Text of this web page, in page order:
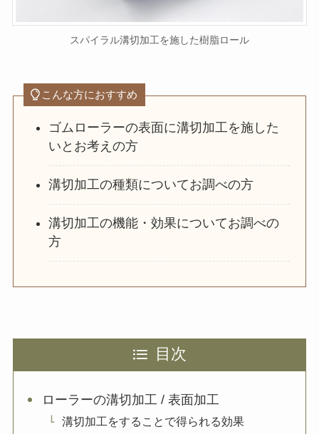
スパイラル溝切加工を施した樹脂ロール
こんな方におすすめ
ゴムローラーの表面に溝切加工を施した
いとお考えの方
溝切加工の種類についてお調べの方
溝切加工の機能・効果についてお調べの
方
目次
ローラーの溝切加工 / 表面加工
溝切加工をすることで得られる効果